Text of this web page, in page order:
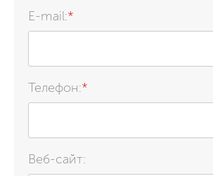
E-mail:*
Телефон:*
Веб-сайт: